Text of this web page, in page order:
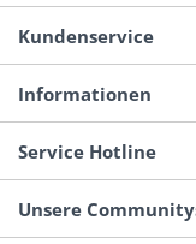
Kundenservice
Informationen
Service Hotline
Unsere